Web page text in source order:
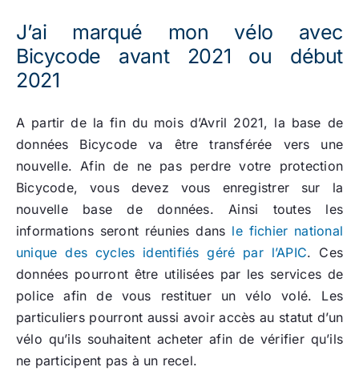
J’ai marqué mon vélo avec
Bicycode avant 2021 ou début
2021
A partir de la fin du mois d’Avril 2021, la base de
données Bicycode va être transférée vers une
nouvelle. Afin de ne pas perdre votre protection
Bicycode, vous devez vous enregistrer sur la
nouvelle base de données. Ainsi toutes les
informations seront réunies dans le fichier national
unique des cycles identifiés géré par l’APIC. Ces
données pourront être utilisées par les services de
police afin de vous restituer un vélo volé. Les
particuliers pourront aussi avoir accès au statut d’un
vélo qu’ils souhaitent acheter afin de vérifier qu’ils
ne participent pas à un recel.